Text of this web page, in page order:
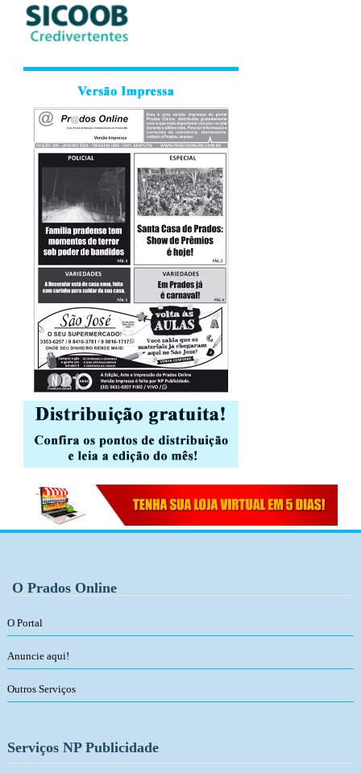
O Prados Online
O Portal
Anuncie aqui!
Outros Serviços
Serviços NP Publicidade